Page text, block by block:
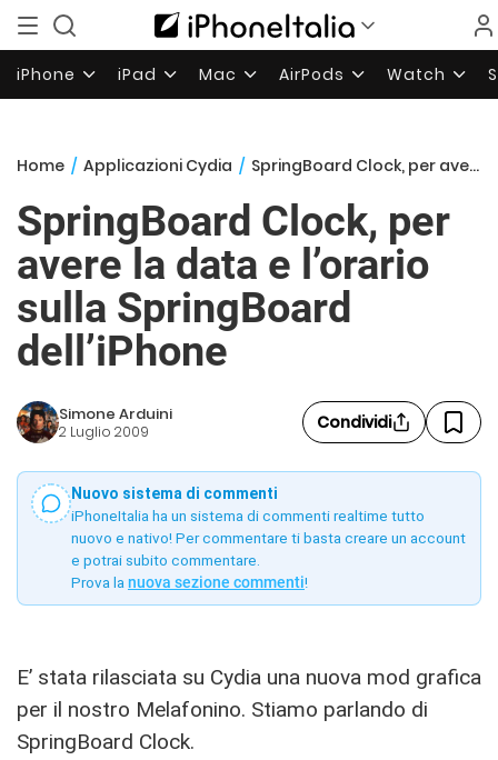
iPhone iPad Mac AirPods Watch
Home / Applicazioni Cydia / SpringBoard Clock, per avere la data e l’orario sulla SpringBoard dell’iPhone
SpringBoard Clock, per
avere la data e l’orario
sulla SpringBoard
dell’iPhone
Simone Arduini
2 Luglio 2009 Condividi
Nuovo sistema di commenti
iPhoneItalia ha un sistema di commenti realtime tutto
nuovo e nativo! Per commentare ti basta creare un account
e potrai subito commentare.
Prova la nuova sezione commenti!
E’ stata rilasciata su Cydia una nuova mod grafica
per il nostro Melafonino. Stiamo parlando di
SpringBoard Clock.